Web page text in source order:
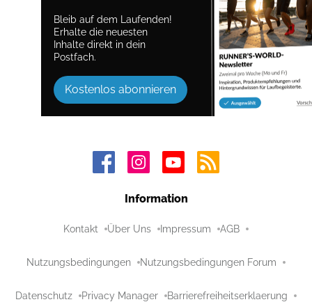
Bleib auf dem Laufenden!
Erhalte die neuesten
Inhalte direkt in dein
Postfach.
Kostenlos abonnieren
Information
Kontakt Über Uns Impressum AGB
Nutzungsbedingungen Nutzungsbedingungen Forum
Datenschutz Privacy Manager Barrierefreiheitserklaerung